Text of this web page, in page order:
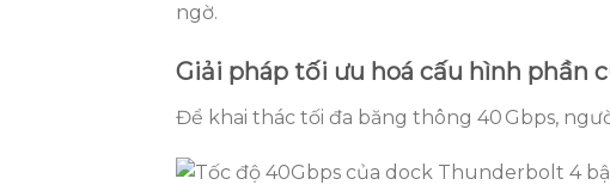
ngờ.
Giải pháp tối ưu hoá cấu hình phần
Để khai thác tối đa băng thông 40 Gbps,